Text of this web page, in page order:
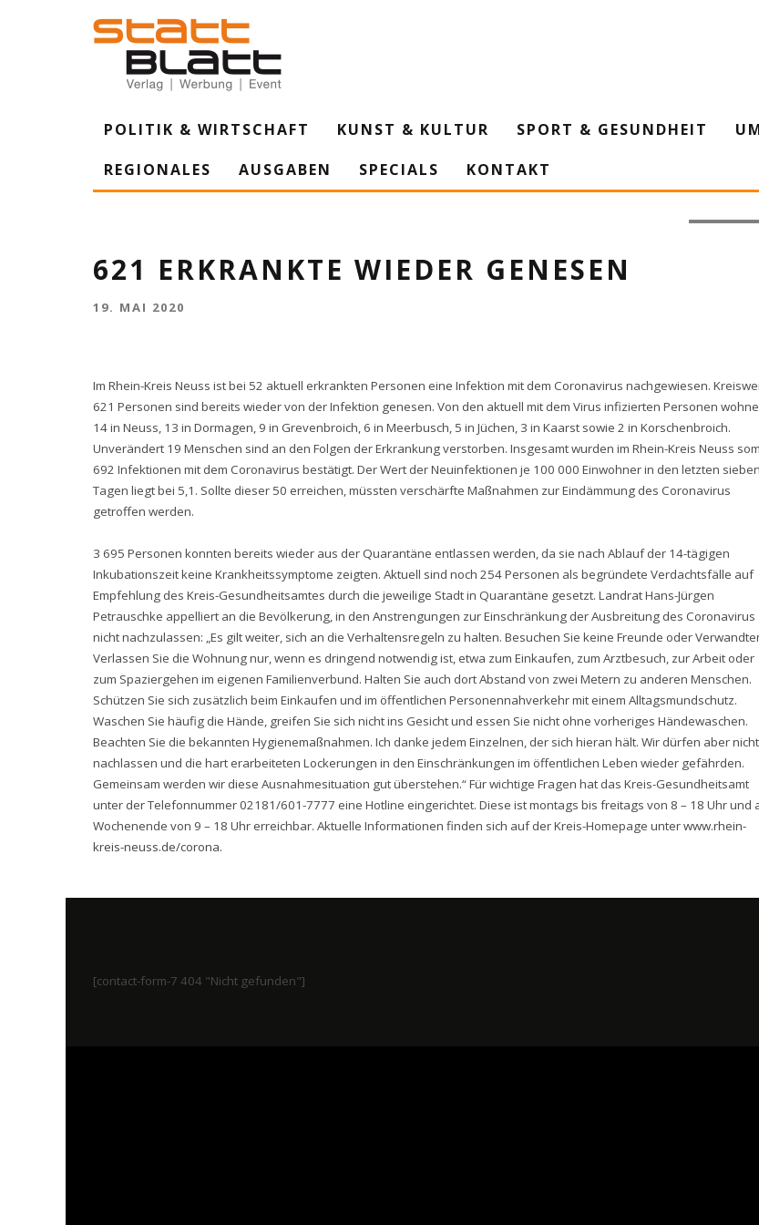
POLITIK & WIRTSCHAFT KUNST & KULTUR SPORT & GESUNDHEIT
REGIONALES
AUSGABEN SPECIALS KONTAKT
621 ERKRANKTE WIEDER GENESEN
19. MAI 2020
Im Rhein-Kreis Neuss ist bei 52 aktuell erkrankten Personen eine Infektion mit dem Coronavirus nachgewiesen.
621 Personen sind bereits wieder von der Infektion genesen. Von den aktuell mit dem Virus infizierten Personen
14 in Neuss, 13 in Dormagen, 9 in Grevenbroich, 6 in Meerbusch, 5 in Jüchen, 3 in Kaarst sowie 2 in Korschenbroich.
Unverändert 19 Menschen sind an den Folgen der Erkrankung verstorben. Insgesamt wurden im Rhein-Kreis Neuss
692 Infektionen mit dem Coronavirus bestätigt. Der Wert der Neuinfektionen je 100 000 Einwohner in den letzten sieben
Tagen liegt bei 5,1. Sollte dieser 50 erreichen, müssten verschärfte Maßnahmen zur Eindämmung des Coronavirus
getroffen werden.
3 695 Personen konnten bereits wieder aus der Quarantäne entlassen werden, da sie nach Ablauf der 14-tägigen
Inkubationszeit keine Krankheitssymptome zeigten. Aktuell sind noch 254 Personen als begründete Verdachtsfälle auf
Empfehlung des Kreis-Gesundheitsamtes durch die jeweilige Stadt in Quarantäne gesetzt. Landrat Hans-Jürgen
Petrauschke appelliert an die Bevölkerung, in den Anstrengungen zur Einschränkung der Ausbreitung des Coronavirus
nicht nachzulassen: „Es gilt weiter, sich an die Verhaltensregeln zu halten. Besuchen Sie keine Freunde oder
Verlassen Sie die Wohnung nur, wenn es dringend notwendig ist, etwa zum Einkaufen, zum Arztbesuch, zur Arbeit oder
zum Spaziergehen im eigenen Familienverbund. Halten Sie auch dort Abstand von zwei Metern zu anderen Menschen.
Schützen Sie sich zusätzlich beim Einkaufen und im öffentlichen Personennahverkehr mit einem Alltagsmundschutz.
Waschen Sie häufig die Hände, greifen Sie sich nicht ins Gesicht und essen Sie nicht ohne vorheriges Händewaschen.
Beachten Sie die bekannten Hygienemaßnahmen. Ich danke jedem Einzelnen, der sich hieran hält. Wir dürfen aber nicht
nachlassen und die hart erarbeiteten Lockerungen in den Einschränkungen im öffentlichen Leben wieder gefährden.
Gemeinsam werden wir diese Ausnahmesituation gut überstehen.“ Für wichtige Fragen hat das Kreis-Gesundheitsamt
unter der Telefonnummer 02181/601-7777 eine Hotline eingerichtet. Diese ist montags bis freitags von 8 – 18 Uhr und
Wochenende von 9 – 18 Uhr erreichbar. Aktuelle Informationen finden sich auf der Kreis-Homepage unterwww.rhein-
kreis-neuss.de/corona.
[contact-form-7 404 "Nicht gefunden"]